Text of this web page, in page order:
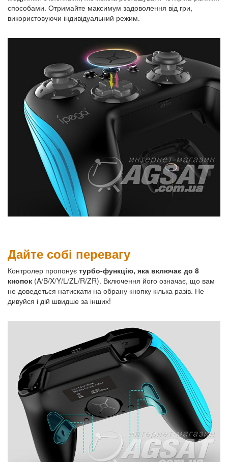
способами. Отримайте максимум задоволення від гри,
використовуючи індивідуальний режим.
Дайте собі перевагу
Контролер пропонує турбо-функцію, яка включає до 8
кнопок (A/B/X/Y/L/ZL/R/ZR). Включення його означає, що вам
не доведеться натискати на обрану кнопку кілька разів. Не
дивуйся і дій швидше за інших!